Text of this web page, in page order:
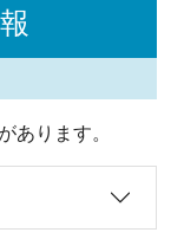
あります。